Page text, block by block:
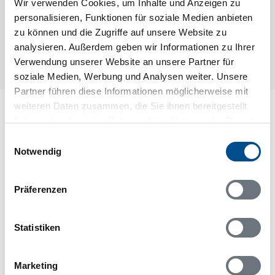
Wir verwenden Cookies, um Inhalte und Anzeigen zu
personalisieren, Funktionen für soziale Medien anbieten
zu können und die Zugriffe auf unsere Website zu
analysieren. Außerdem geben wir Informationen zu Ihrer
Verwendung unserer Website an unsere Partner für
soziale Medien, Werbung und Analysen weiter. Unsere
Partner führen diese Informationen möglicherweise mit
weiteren Daten zusammen, die Sie ihnen bereitgestellt
haben oder die sie im Rahmen Ihrer Nutzung der Dienste
Notwendig
Präferenzen
Statistiken
Marketing
Lageplan
Ferienhaus S41962